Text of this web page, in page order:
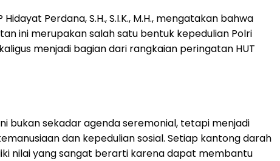
Perdana, S.H., S.I.K., M.H., mengatakan bahwa
ini merupakan salah satu bentuk kepedulian Polri
menjadi bagian dari rangkaian peringatan HUT
bukan sekadar agenda seremonial, tetapi menjadi
dan kepedulian sosial. Setiap kantong darah
nilai yang sangat berarti karena dapat membantu